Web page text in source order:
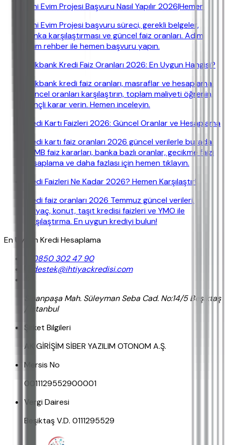
Yeni Evim Projesi Başvuru Nasıl Yapılır 2026|Hemen
Yeni Evim Projesi başvuru süreci, gerekli belgeler,
banka karşılaştırması ve güncel faiz oranları. Adım
adım rehber ile hemen başvuru yapın.
Halkbank Kredi Faiz Oranları 2026: En Uygun Hangisi?
Halkbank kredi faiz oranları, masraflar ve hesaplama.
Güncel oranları karşılaştırın, toplam maliyeti öğrenin,
bilinçli karar verin. Hemen inceleyin.
Kredi Kartı Faizleri 2026: Güncel Oranlar ve Hesaplama
Kredi kartı faiz oranları 2026 güncel verilerle burada.
TCMB faiz kararları, banka bazlı oranlar, gecikme faizi
hesaplama ve daha fazlası için hemen tıklayın.
Kredi Faizleri Ne Kadar 2026? Hemen Karşılaştır!
Kredi faiz oranları 2026 Temmuz güncel verileri.
İhtiyaç, konut, taşıt kredisi faizleri ve YMO ile
karşılaştırma. En uygun krediyi bulun!
En Uygun Kredi Hesaplama
0850 302 47 90
destek@ihtiyackredisi.com
Sinanpaşa Mah. Süleyman Seba Cad. No:14/5 Beşiktaş
/ İstanbul
Şirket Bilgileri
AK GİRİŞİM SİBER YAZILIM OTONOM A.Ş.
Mersis No
0011129552900001
Vergi Dairesi
Beşiktaş V.D. 0111295529